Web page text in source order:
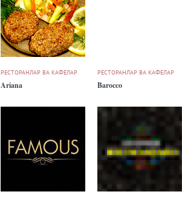
РЕСТОРАНЛАР ВА КАФЕЛАР
Ariana
РЕСТОРАНЛАР ВА КАФЕЛАР
Barocco